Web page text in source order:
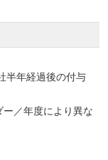
半年経過後の付与
／年度により異な